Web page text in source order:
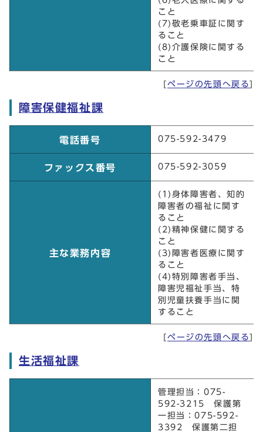
こと
(7)敬老乗車証に関す
ること
(8)介護保険に関する
こと
ページの先頭へ戻る
障害保健福祉課
電話番号
075-592-3479
ファックス番号 075-592-3059
主な業務内容
(1)身体障害者、知的
障害者の福祉に関す
ること
(2)精神保健に関する
こと
(3)障害者医療に関す
ること
(4)特別障害者手当、
障害児福祉手当、特
別児童扶養手当に関
すること
ページの先頭へ戻る
生活福祉課
管理担当：075-
592-3215 保護第
一担当：075-592-
3392 保護第二担